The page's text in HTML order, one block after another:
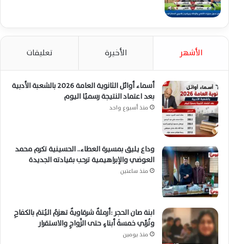
الأشهر الأخيرة تعليقات
أسماء أوائل الثانوية العامة 2026 بالشعبة الأدبية
بعد اعتماد النتيجة رسميًا اليوم
منذ أسبوع واحد
وداع يليق بمسيرة العطاء.. الحسينية تكرم محمد
العوضي والإبراهيمية ترحب بقيادته الجديدة
منذ ساعتين
ابنة صان الحجر :أرملةٌ شرقاويةٌ تهزمُ اليُتمَ بالكفاحِ
وتُربِّي خمسةَ أبناءٍ حتى الزَّواجِ والاستقرار
منذ يومين